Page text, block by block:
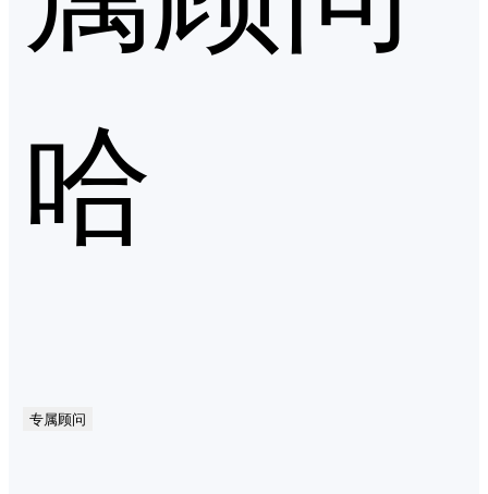
哈
专属顾问